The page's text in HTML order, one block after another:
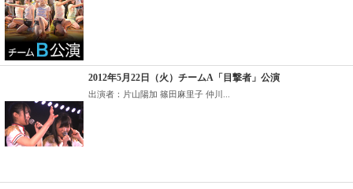
2012年5月22日（火）チームA「目撃者」公演
出演者：片山陽加 篠田麻里子 仲川...